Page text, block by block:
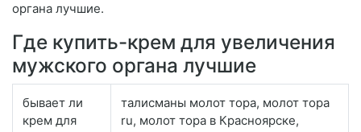
органа лучшие.
Где купить-крем для увеличения
мужского органа лучшие
бывает ли
крем для
талисманы молот тора, молот тора
ru, молот тора в Красноярске,